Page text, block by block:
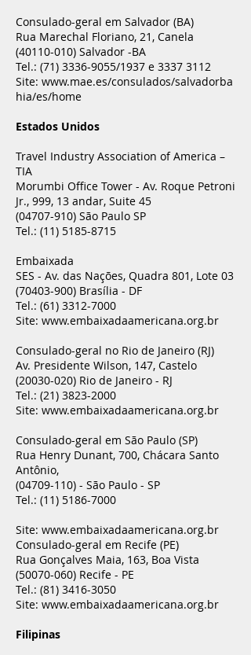
Consulado-geral em Salvador (BA)
Rua Marechal Floriano, 21, Canela
(40110-010) Salvador -BA
Tel.: (71) 3336-9055/1937 e 3337 3112
Site: www.mae.es/consulados/salvadorba
hia/es/home
Estados Unidos
Travel Industry Association of America –
TIA
Morumbi Office Tower - Av. Roque Petroni
Jr., 999, 13 andar, Suite 45
(04707-910) São Paulo SP
Tel.: (11) 5185-8715
Embaixada
SES - Av. das Nações, Quadra 801, Lote 03
(70403-900) Brasília - DF
Tel.: (61) 3312-7000
Site: www.embaixadaamericana.org.br
Consulado-geral no Rio de Janeiro (RJ)
Av. Presidente Wilson, 147, Castelo
(20030-020) Rio de Janeiro - RJ
Tel.: (21) 3823-2000
Site: www.embaixadaamericana.org.br
Consulado-geral em São Paulo (SP)
Rua Henry Dunant, 700, Chácara Santo
Antônio,
(04709-110) - São Paulo - SP
Tel.: (11) 5186-7000
Site: www.embaixadaamericana.org.br
Consulado-geral em Recife (PE)
Rua Gonçalves Maia, 163, Boa Vista
(50070-060) Recife - PE
Tel.: (81) 3416-3050
Site: www.embaixadaamericana.org.br
Filipinas